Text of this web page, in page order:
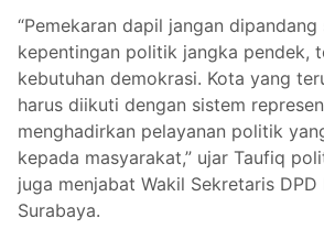
“Pemekaran dapil jangan dipandang
kepentingan politik jangka pendek,
kebutuhan demokrasi. Kota yang
harus diikuti dengan sistem
menghadirkan pelayanan politik
kepada masyarakat,” ujar Taufiq
juga menjabat Wakil Sekretaris DPD
Surabaya.